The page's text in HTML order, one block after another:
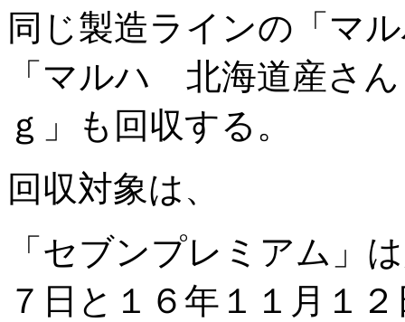
同じ製造ラインの「マ
「マルハ 北海道産さ
ｇ」も回収する。
回収対象は、
「セブンプレミアム」
７日と１６年１１月１